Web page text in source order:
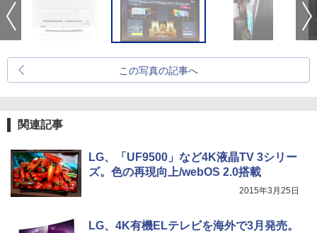
この写真の記事へ
関連記事
LG、「UF9500」など4K液晶TV 3シリー
ズ。色の再現向上/webOS 2.0搭載
2015年3月25日
LG、4K有機ELテレビを海外で3月発売。